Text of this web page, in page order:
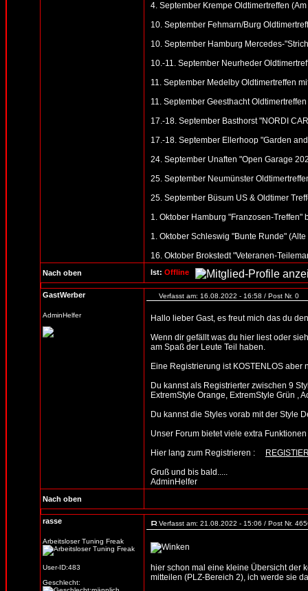
4. September Krempe Oldtimertreffen
10. September Fehmarn/Burg
10. September Hamburg Mercedes-
10.-11. September Neurheder
11. September Medelby Oldtimertreffen
11. September Geesthacht
17.-18. September Basthorst "NORDI
17.-18. September Ellerhoop "Garden
24. September Unaften "Open Garage
25. September Neumünster
25. September Büsum US & Oldtimer
1. Oktober Hamburg "Franzosen-
1. Oktober Schleswig "Bunte Runde"
16. Oktober Brokstedt "Veteranen-
Nach oben Ist: Offline
GastWerber
AdminHelfer
Verfasst am: 16.08.2022 - 16:58 / Post Nr. 0
Hallo lieber Gast, es freut mich das du
Wenn dir gefällt was du hier liest oder
am Spaß der Leute Teil haben.
Eine Registrierung ist KOSTENLOS
Du kannst als Registrierter zwischen 9
ExtremStyle Orange, ExtremStyle Grün ,
Du kannst die Styles vorab mit der
Unser Forum bietet viele extra
Hier lang zum Registrieren :
Gruß und bis bald.....
AdminHelfer
Nach oben
rasse
Arbeitsloser Tuning Freak
User-ID:483
Geschlecht:
Verfasst am: 21.08.2022 - 15:06 / Post Nr.
hier schon mal eine kleine Übersicht der
mitteilen (PLZ-Bereich 2), ich werde sie